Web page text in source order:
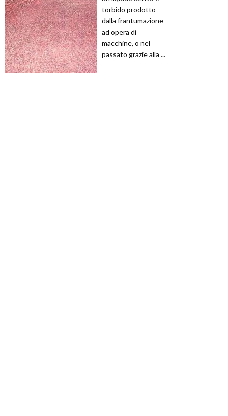
torbido prodotto
dalla frantumazione
ad opera di
macchine, o nel
passato grazie alla ...